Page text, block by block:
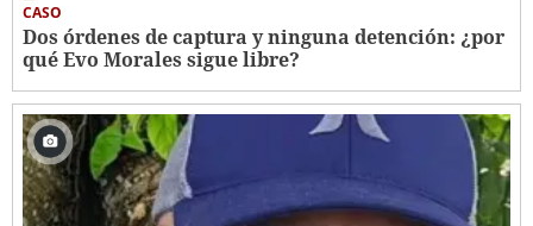
CASO
Dos órdenes de captura y ninguna detención: ¿por
qué Evo Morales sigue libre?